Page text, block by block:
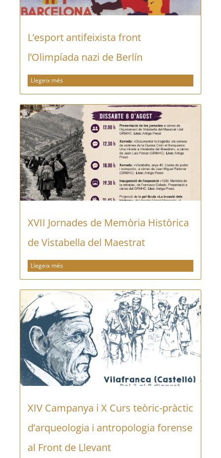
L’esport antifeixista front
l’Olimpíada nazi de Berlín
Llegeix més
XVII Jornades de Memòria Històrica
de Vistabella del Maestrat
Llegeix més
XIV Campanya i X Curs teòric-pràctic
d’arqueologia i antropologia forense
al Front de Llevant